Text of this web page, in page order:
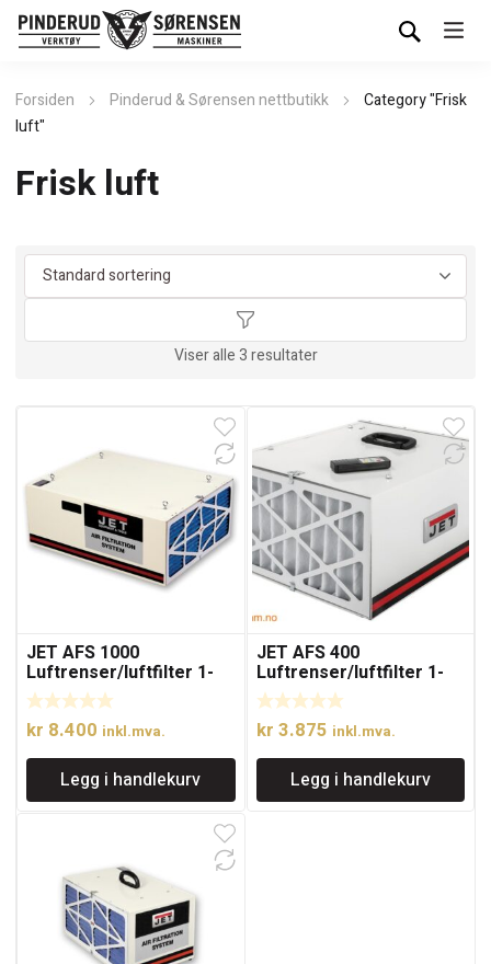
Forsiden Pinderud & Sørensen nettbutikk
Category "Frisk
luft"
Frisk luft
Viser alle 3 resultater
JET AFS 1000
Luftrenser/luftfilter 1-
fase
kr 8.400 inkl.mva.
Legg i handlekurv
JET AFS 400
Luftrenser/luftfilter 1-
fase
kr 3.875 inkl.mva.
Legg i handlekurv